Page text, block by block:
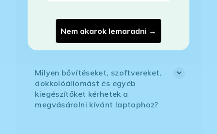
Vállalnak-e garanciát a laptop
akkumulátorára?
Milyen bővítéseket, szoftvereket,
dokkolóállomást és egyéb
kiegészítőket kérhetek a
megvásárolni kívánt laptophoz?
Nem akarok lemaradni →